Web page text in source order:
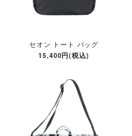
セオン トート バッグ
15,400円(税込)